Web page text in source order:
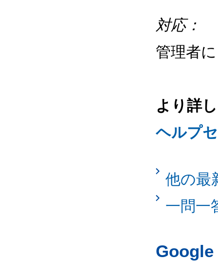
対応：
管理者
より詳
ヘルプ
他の最
一問一
Google